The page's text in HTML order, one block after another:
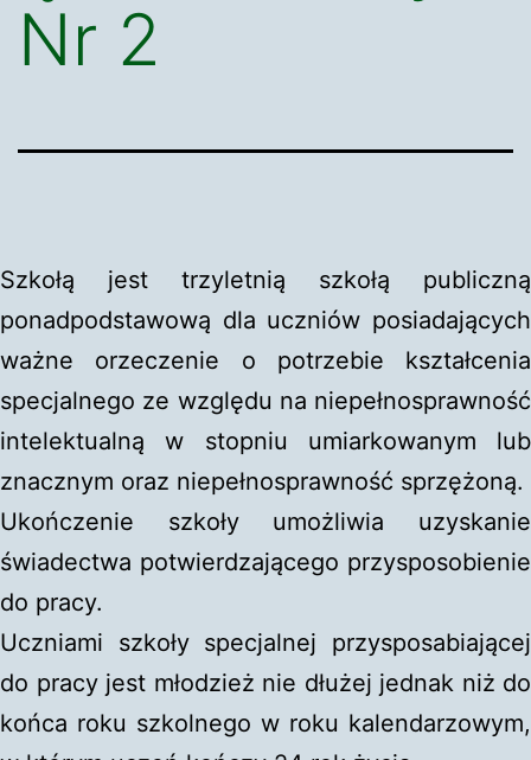
Nr 2
Szkołą jest trzyletnią szkołą publiczną
ponadpodstawową dla uczniów posiadających
ważne orzeczenie o potrzebie kształcenia
specjalnego ze względu na niepełnosprawność
intelektualną w stopniu umiarkowanym lub
znacznym oraz niepełnosprawność sprzężoną.
Ukończenie szkoły umożliwia uzyskanie
świadectwa potwierdzającego przysposobienie
do pracy.
Uczniami szkoły specjalnej przysposabiającej
do pracy jest młodzież nie dłużej jednak niż do
końca roku szkolnego w roku kalendarzowym,